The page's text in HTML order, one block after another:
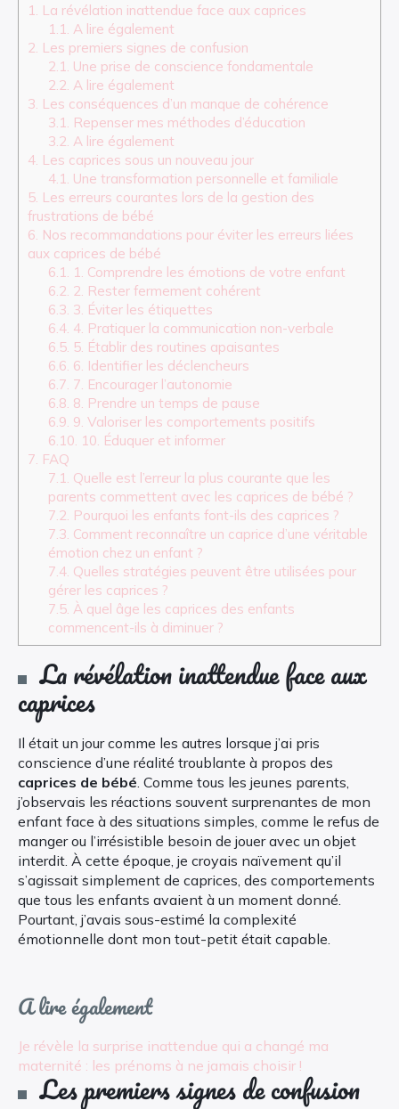
1.
La révélation inattendue face aux caprices
1.1. A lire également
2. Les premiers signes de confusion
2.1. Une prise de conscience fondamentale
2.2. A lire également
3. Les conséquences d’un manque de cohérence
3.1.
Repenser mes méthodes d’éducation
3.2. A lire également
4. Les caprices sous un nouveau jour
4.1. Une transformation personnelle et familiale
5. Les erreurs courantes lors de la gestion des
frustrations de bébé
6. Nos recommandations pour éviter les erreurs liées
aux caprices de bébé
6.1.
1. Comprendre les émotions de votre enfant
6.2. 2. Rester fermement cohérent
6.3. 3. Éviter les étiquettes
6.4. 4. Pratiquer la communication non-verbale
6.5. 5. Établir des routines apaisantes
6.6. 6. Identifier les déclencheurs
6.7. 7. Encourager l’autonomie
6.8. 8. Prendre un temps de pause
6.9. 9. Valoriser les comportements positifs
6.10. 10. Éduquer et informer
7. FAQ
7.1. Quelle est l’erreur la plus courante que les
parents commettent avec les caprices de bébé ?
7.2. Pourquoi les enfants font-ils des caprices ?
7.3. Comment reconnaître un caprice d’une véritable
émotion chez un enfant ?
7.4. Quelles stratégies peuvent être utilisées pour
gérer les caprices ?
7.5. À quel âge les caprices des enfants
commencent-ils à diminuer ?
La révélation inattendue face aux
caprices
Il était un jour comme les autres lorsque j’ai pris
conscience d’une réalité troublante à propos des
caprices de bébé . Comme tous les jeunes parents,
j’observais les réactions souvent surprenantes de mon
enfant face à des situations simples, comme le refus de
manger ou l’irrésistible besoin de jouer avec un objet
interdit. À cette époque, je croyais naïvement qu’il
s’agissait simplement de caprices, des comportements
que tous les enfants avaient à un moment donné.
Pourtant, j’avais sous-estimé la complexité
émotionnelle dont mon tout-petit était capable.
A lire également
Je révèle la surprise inattendue qui a changé ma
maternité : les prénoms à ne jamais choisir !
Les premiers signes de confusion